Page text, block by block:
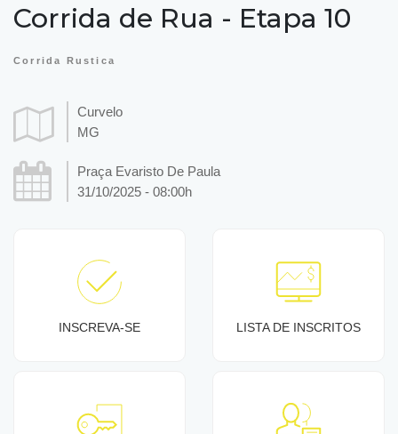
Corrida de Rua - Etapa 10
Corrida Rustica
Curvelo
MG
Praça Evaristo De Paula
31/10/2025 - 08:00h
INSCREVA-SE LISTA DE INSCRITOS